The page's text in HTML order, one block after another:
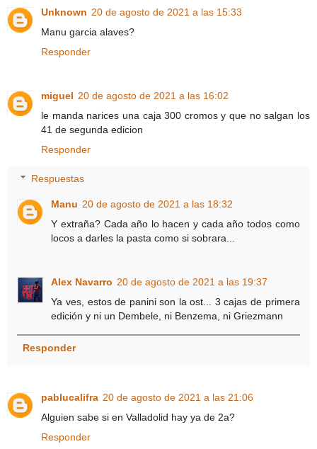
Unknown 20 de agosto de 2021 a las 15:33
Manu garcia alaves?
Responder
miguel 20 de agosto de 2021 a las 16:02
le manda narices una caja 300 cromos y que no salgan los
41 de segunda edicion
Responder
Respuestas
Manu 20 de agosto de 2021 a las 18:32
Y extraña? Cada año lo hacen y cada año todos como
locos a darles la pasta como si sobrara...
Alex Navarro 20 de agosto de 2021 a las 19:37
Ya ves, estos de panini son la ost... 3 cajas de primera
edición y ni un Dembele, ni Benzema, ni Griezmann
Responder
pablucalifra 20 de agosto de 2021 a las 21:06
Alguien sabe si en Valladolid hay ya de 2a?
Responder